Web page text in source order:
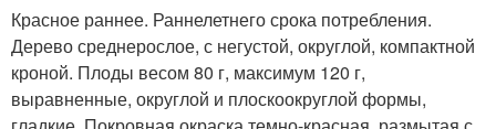
Красное раннее. Раннелетнего срока потребления.
Дерево среднерослое, с негустой, округлой, компактной
кроной. Плоды весом 80 г, максимум 120 г,
выравненные, округлой и плоскоокруглой формы,